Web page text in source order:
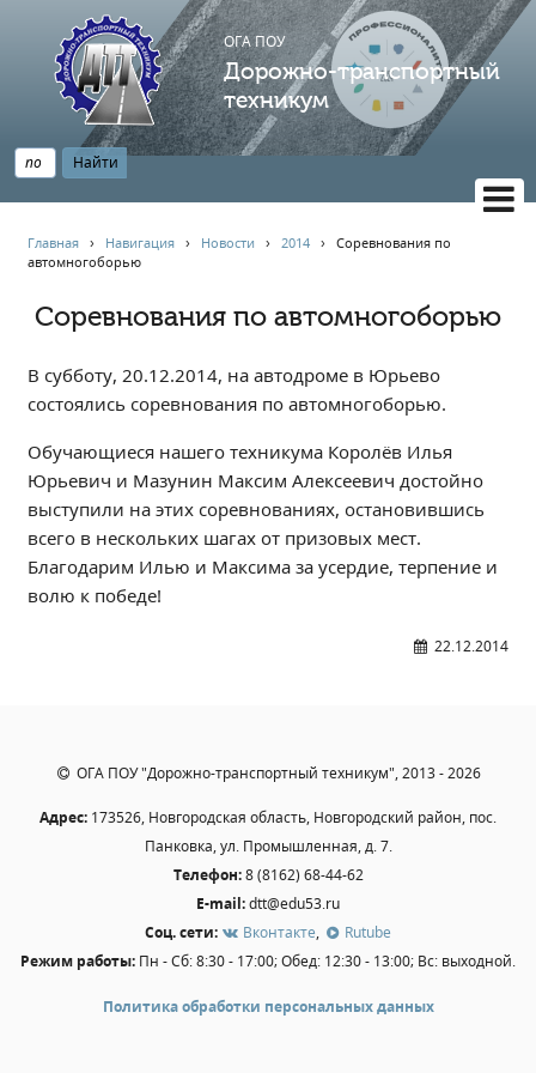
ОГА ПОУ
Дорожно-транспортный
техникум
НАВИГАЦИЯ
Главная
АБИТУРИЕНТУ
Опрос по качеству образования
Новости
Наблюдательный совет
Информация
Независимая оценка качества
Профориентация
Центр карьеры
Всероссийское чемпионатное движение
Региональная инновационная площадка
СВЕДЕНИЯ ОБ ОБРАЗОВАТЕЛЬНОЙ ОРГАНИЗАЦИИ
Основные сведения
Структура и органы управления образовательной
Главная › Навигация › Новости ›2014 ›Соревнования по
автомногоборью
Соревнования по автомногоборью
В субботу, 20.12.2014, на автодроме в Юрьево
состоялись соревнования по автомногоборью.
Обучающиеся нашего техникума Королёв Илья
Юрьевич и Мазунин Максим Алексеевич достойно
выступили на этих соревнованиях, остановившись
всего в нескольких шагах от призовых мест.
Благодарим Илью и Максима за усердие, терпение и
волю к победе!
22.12.2014
ОГА ПОУ "Дорожно-транспортный техникум", 2013 - 2026
Адрес: 173526, Новгородская область, Новгородский район, пос.
Панковка, ул. Промышленная, д. 7.
Телефон:8 (8162) 68-44-62
E-mail:dtt@edu53.ru
Соц. сети:
Вконтакте,
Rutube
Режим работы: Пн - Сб: 8:30 - 17:00; Обед: 12:30 - 13:00; Вс: выходной.
Политика обработки персональных данных